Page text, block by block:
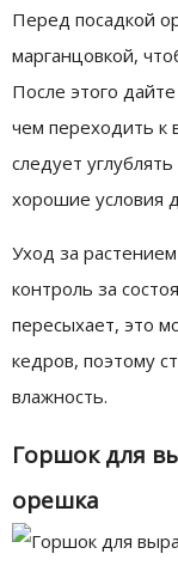
Перед посадкой
марганцовкой,
После этого
чем переходить к
следует
хорошие условия
Уход за
контроль за
пересыхает, это
кедров, поэтому
влажность.
Горшок для
орешка